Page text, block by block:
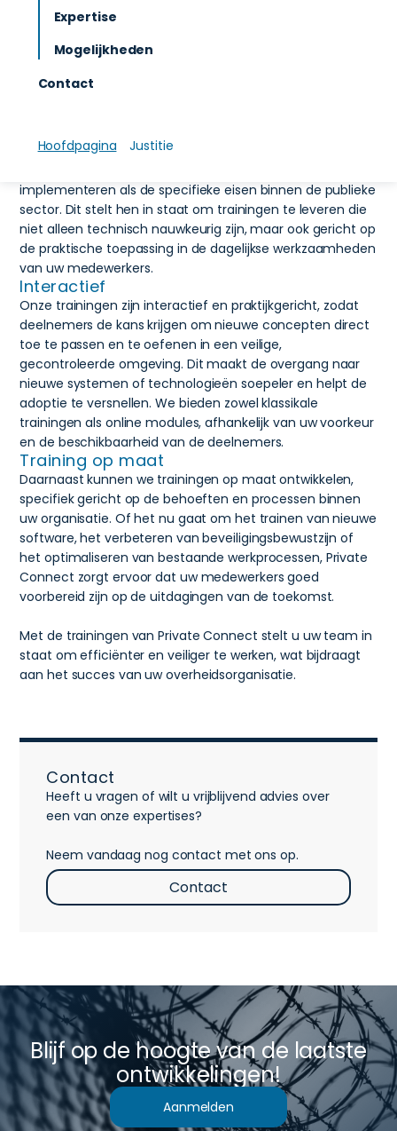
Expertise
Mogelijkheden
Contact
Hoofdpagina Justitie
vaardigheden en kennis bij te brengen, zodat zij
technologieën die binnen uw organisatie worden
gebruikt.
Diverse trainingen
gebruikersgerichte sessies. Onze docenten hebben
implementeren als de specifieke eisen binnen de publieke
sector. Dit stelt hen in staat om trainingen te leveren die
niet alleen technisch nauwkeurig zijn, maar ook gericht op
de praktische toepassing in de dagelijkse werkzaamheden
van uw medewerkers.
Interactief
Onze trainingen zijn interactief en praktijkgericht, zodat
deelnemers de kans krijgen om nieuwe concepten direct
toe te passen en te oefenen in een veilige,
gecontroleerde omgeving. Dit maakt de overgang naar
nieuwe systemen of technologieën soepeler en helpt de
adoptie te versnellen. We bieden zowel klassikale
trainingen als online modules, afhankelijk van uw voorkeur
en de beschikbaarheid van de deelnemers.
Training op maat
Daarnaast kunnen we trainingen op maat ontwikkelen,
specifiek gericht op de behoeften en processen binnen
uw organisatie. Of het nu gaat om het trainen van nieuwe
software, het verbeteren van beveiligingsbewustzijn of
het optimaliseren van bestaande werkprocessen, Private
Connect zorgt ervoor dat uw medewerkers goed
voorbereid zijn op de uitdagingen van de toekomst.
Met de trainingen van Private Connect stelt u uw team in
staat om efficiënter en veiliger te werken, wat bijdraagt
aan het succes van uw overheidsorganisatie.
Contact
Heeft u vragen of wilt u vrijblijvend advies over
een van onze expertises?
Neem vandaag nog contact met ons op.
Contact
Blijf op de hoogte van de laatste
ontwikkelingen!
Aanmelden